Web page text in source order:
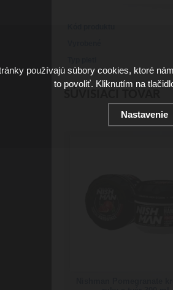
používajú súbory cookies, ktoré
to povoliť. Kliknutím na
Nastavenie